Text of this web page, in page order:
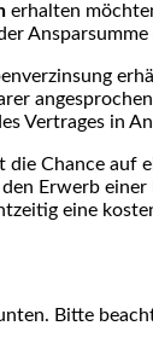
erhalten
Ansparsumme
Vertrages in
Chance auf
Erwerb
eine
Bitte